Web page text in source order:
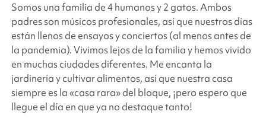
Somos una familia de 4 humanos y 2 gatos. Ambos
padres son músicos profesionales, así que nuestros días
están llenos de ensayos y conciertos (al menos antes de
la pandemia). Vivimos lejos de la familia y hemos vivido
en muchas ciudades diferentes. Me encanta la
jardinería y cultivar alimentos, así que nuestra casa
siempre es la «casa rara» del bloque, ¡pero espero que
llegue el día en que ya no destaque tanto!